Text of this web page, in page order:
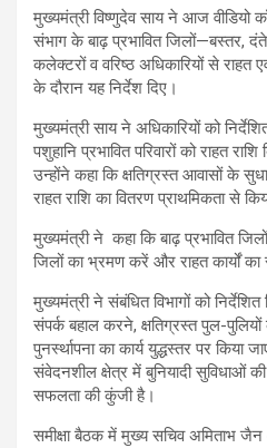
मुख्यमंत्री विष्णुदेव साय ने आज वीडियो
संभाग के बाढ़ प्रभावित जिलों—बस्तर,
कलेक्टरों व वरिष्ठ अधिकारियों से राहत एवं
के दौरान यह निर्देश दिए।
मुख्यमंत्री साय ने अधिकारियों को
पशुहानि प्रभावित परिवारों को राहत
उन्होंने कहा कि क्षतिग्रस्त आवासों के
राहत राशि का वितरण प्राथमिकता से
मुख्यमंत्री ने कहा कि बाढ़ प्रभावित
जिलों का भ्रमण करें और राहत कार्यों का
मुख्यमंत्री ने संबंधित विभागों को
संपर्क बहाल करने, क्षतिग्रस्त पुल-
पुनर्स्थापना का कार्य युद्धस्तर पर किया
संवेदनशील क्षेत्र में बुनियादी सुविधाओं की
सफलता की कुंजी है।
समीक्षा बैठक में मुख्य सचिव अमिताभ